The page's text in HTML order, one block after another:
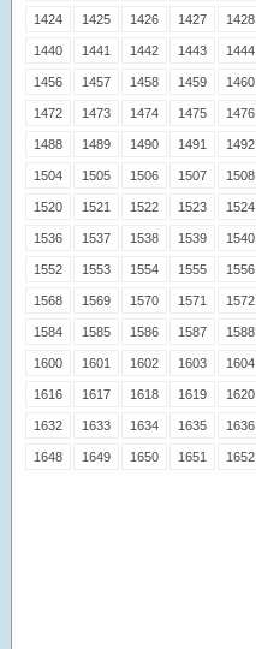
1424 1425 1426 1427 1428
1440 1441 1442 1443 1444
1456 1457 1458 1459 1460
1472 1473 1474 1475 1476
1488 1489 1490 1491 1492
1504 1505 1506 1507 1508
1520 1521 1522 1523 1524
1536 1537 1538 1539 1540
1552 1553 1554 1555 1556
1568 1569 1570 1571 1572
1584 1585 1586 1587 1588
1600 1601 1602 1603 1604
1616 1617 1618 1619 1620
1632 1633 1634 1635 1636
1648 1649 1650 1651 1652